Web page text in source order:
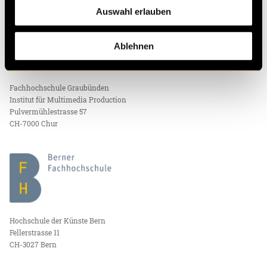
Auswahl erlauben
Ablehnen
IMPRESSUM
Fachhochschule Graubünden
Institut für Multimedia Production
Pulvermühlestrasse 57
CH-7000 Chur
Hochschule der Künste Bern
Fellerstrasse 11
CH-3027 Bern